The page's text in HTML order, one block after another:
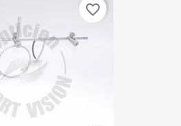
favorite_border